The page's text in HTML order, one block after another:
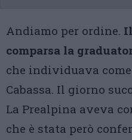
Andiamo per ordine.
comparsa la
che individuava
Cabassa. Il giorno
La Prealpina aveva
che è stata però